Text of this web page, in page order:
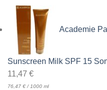
Academie
Sunscreen Milk SPF 15
11,47 €
76,47 €/1000 ml